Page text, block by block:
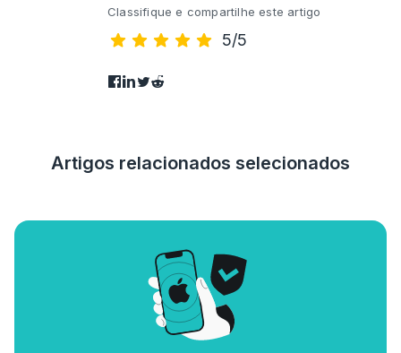
Classifique e compartilhe este artigo
5/5
Artigos relacionados selecionados